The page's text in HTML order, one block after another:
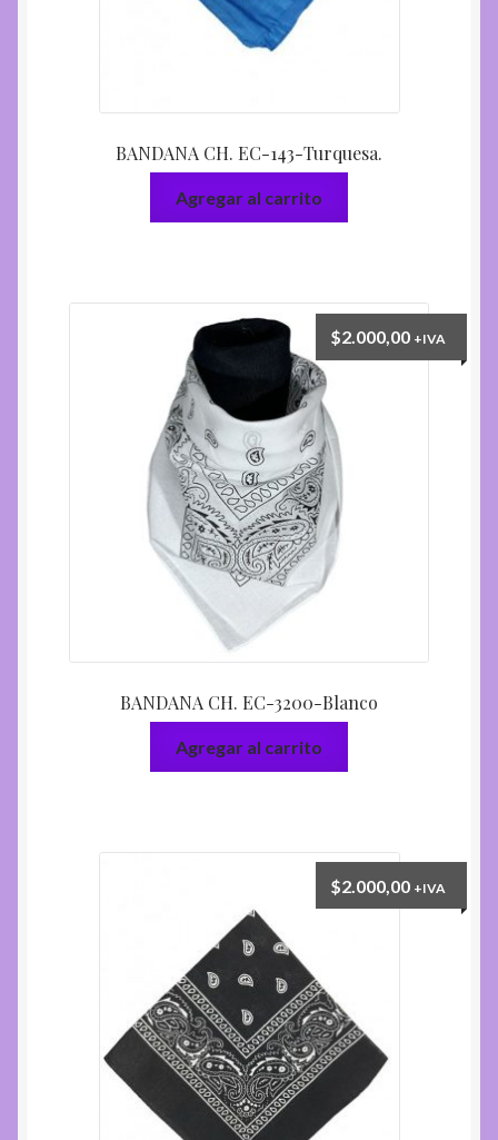
BANDANA CH. EC-143-Turquesa.
Agregar al carrito
BANDANA CH. EC-3200-Blanco
$2.000,00 +IVA
Agregar al carrito
$2.000,00 +IVA